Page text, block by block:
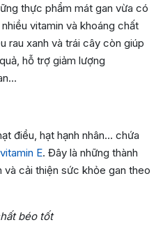
thực phẩm mát gan vừa có
vitamin và khoáng chất
rau xanh và trái cây còn giúp
hỗ trợ giảm lượng
điều, hạt hạnh nhân… chứa
vitamin E. Đây là những thành
và cải thiện sức khỏe gan theo
béo tốt